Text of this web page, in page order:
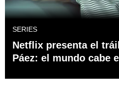
SERIES
Netflix presenta el
Páez: el mundo cabe